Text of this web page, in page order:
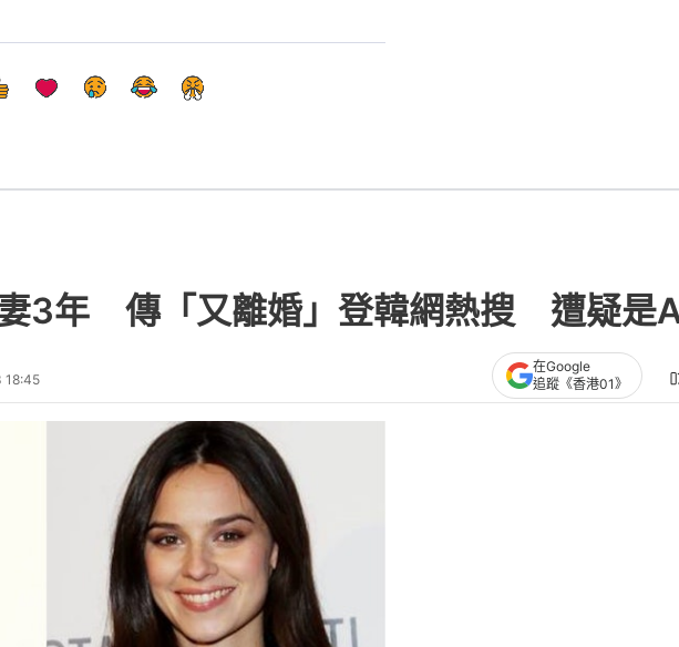
3年 傳「又離婚」登韓網熱搜 遭疑是
18:45
在Google
追蹤《香港01》